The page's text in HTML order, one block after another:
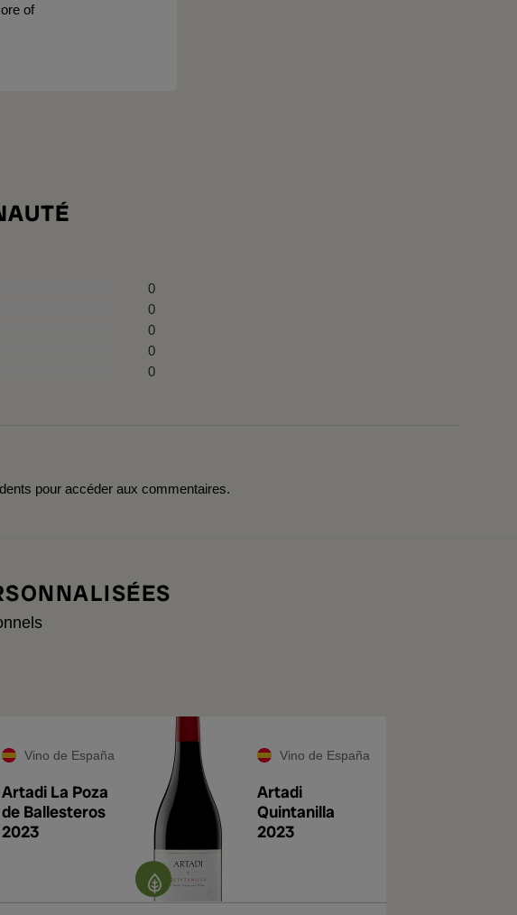
of
0
0
0
0
0
pour accéder aux commentaires.
Vino de España
Artadi La Poza
de Ballesteros
2023
Vino de España
Artadi
Quintanilla
2023